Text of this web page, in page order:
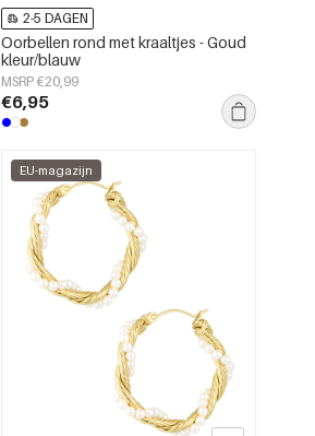
2-5 DAGEN
Oorbellen rond met kraaltjes - Goud
kleur/blauw
MSRP €20,99
€6,95
EU-magazijn